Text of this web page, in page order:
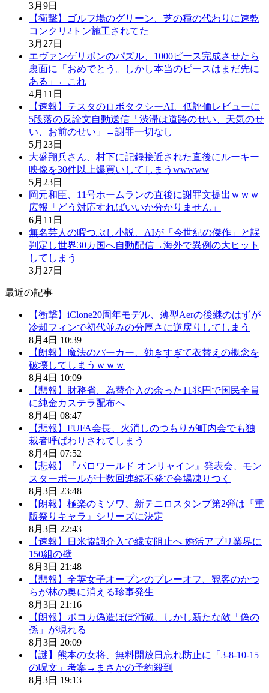
3月9日
【衝撃】ゴルフ場のグリーン、芝の種の代わりに速乾
コンクリ2トン施工されてた
3月27日
エヴァンゲリボンのパズル、1000ピース完成させたら
裏面に「おめでとう。しかし本当のピースはまだ先に
ある」←これ
4月11日
【速報】テスタのロボタクシーAI、低評価レビューに
5段落の反論文自動送信「渋滞は道路のせい、天気のせ
い、お前のせい」←謝罪一切なし
5月23日
大盛翔兵さん、村下に記録接近された直後にルーキー
映像を30件以上爆買いしてしまうwwwww
5月23日
岡元和臣、11号ホームランの直後に謝罪文提出ｗｗｗ
広報「どう対応すればいいか分かりません」
6月11日
無名芸人の暇つぶし小説、AIが「今世紀の傑作」と誤
判定し世界30カ国へ自動配信→海外で異例の大ヒット
してしまう
3月27日
最近の記事
【衝撃】iClone20周年モデル、薄型Aerの後継のはずが
冷却フィンで初代並みの分厚さに逆戻りしてしまう
8月4日 10:39
【朗報】魔法のパーカー、効きすぎて衣替えの概念を
破壊してしまうｗｗｗ
8月4日 10:09
【悲報】財務省、為替介入の余った11兆円で国民全員
に純金カステラ配布へ
8月4日 08:47
【悲報】FUFA会長、火消しのつもりが町内会でも独
裁者呼ばわりされてしまう
8月4日 07:52
【悲報】『パロワールド オンリャイン』発表会、モン
スターボールが十数回連続不発で会場凍りつく
8月3日 23:48
【朗報】極楽のミソワ、新テニロスタンプ第2弾は『重
版祭りキャラ』シリーズに決定
8月3日 22:43
【速報】日米協調介入で縁安阻止へ 婚活アプリ業界に
150組の壁
8月3日 21:48
【悲報】全英女子オープンのプレーオフ、観客のかつ
らが林の奥に消える珍事発生
8月3日 21:16
【朗報】ポコカ偽造ほぼ消滅、しかし新たな敵「偽の
孫」が現れる
8月3日 20:09
【謎】熊本の女将、無料開放日忘れ防止に「3-8-10-15
の呪文」考案→まさかの予約殺到
8月3日 19:13